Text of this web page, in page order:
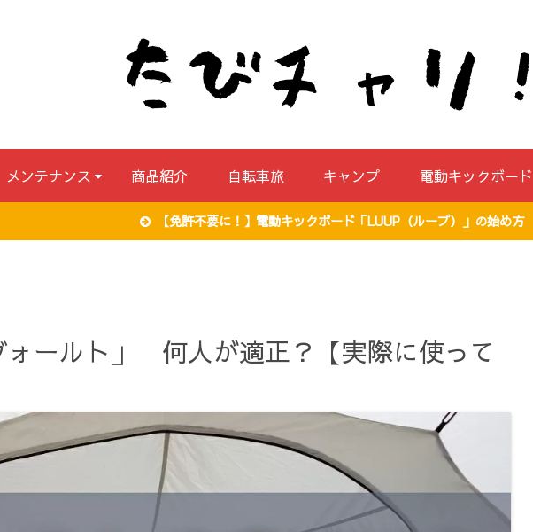
メンテナンス 商品紹介 自転車旅 キャンプ 電動キックボード
【免許不要に！】電動キックボード「LUUP（ループ）」の始め方
ォールト」 何人が適正？【実際に使って